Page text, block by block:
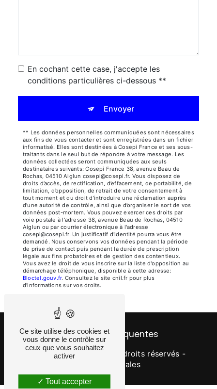
En cochant cette case, j'accepte les
conditions particulières ci-dessous **
Envoyer
** Les données personnelles communiquées sont nécessaires
aux fins de vous contacter et sont enregistrées dans un fichier
informatisé. Elles sont destinées à Cosepi France et ses sous-
traitants dans le seul but de répondre à votre message. Les
données collectées seront communiquées aux seuls
destinataires suivants: Cosepi France 38, avenue Beau de
Rochas, 04510 Aiglun cosepi@cosepi.fr. Vous disposez de
droits d’accès, de rectification, d’effacement, de portabilité, de
limitation, d’opposition, de retrait de votre consentement à
tout moment et du droit d’introduire une réclamation auprès
d’une autorité de contrôle, ainsi que d’organiser le sort de vos
données post-mortem. Vous pouvez exercer ces droits par
voie postale à l'adresse 38, avenue Beau de Rochas, 04510
Aiglun ou par courrier électronique à l'adresse
cosepi@cosepi.fr. Un justificatif d'identité pourra vous être
demandé. Nous conservons vos données pendant la période
de prise de contact puis pendant la durée de prescription
légale aux fins probatoires et de gestion des contentieux.
Vous avez le droit de vous inscrire sur la liste d'opposition au
démarchage téléphonique, disponible à cette adresse:
Bloctel.gouv.fr. Consultez le site cnil.fr pour plus
d’informations sur vos droits.
Recherches fréquentes
Vistalid- 2026 - Tous droits réservés -
Mentions légales
Ce site utilise des cookies et
vous donne le contrôle sur
ceux que vous souhaitez
activer
Tout accepter